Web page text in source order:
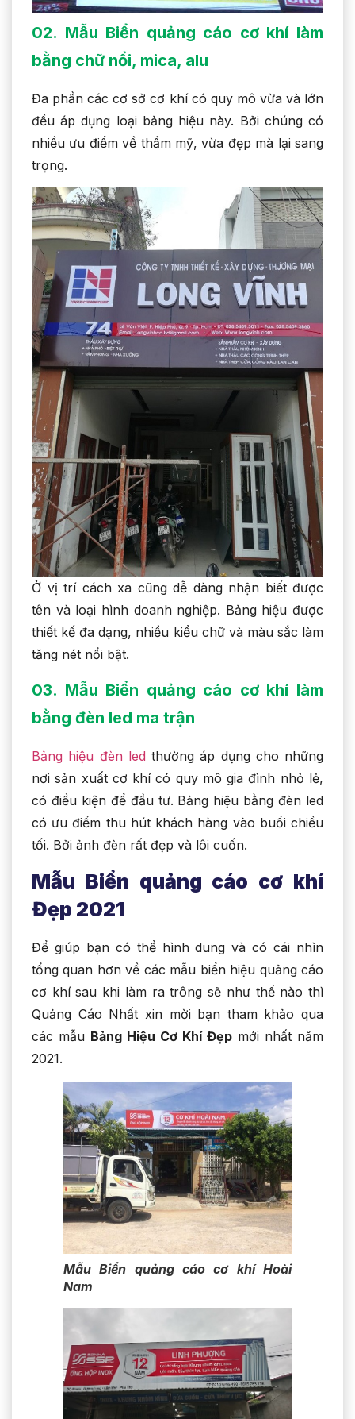
02. Mẫu Biển quảng cáo cơ khí làm
bằng chữ nổi, mica, alu
Đa phần các cơ sở cơ khí có quy mô vừa và lớn
đều áp dụng loại bảng hiệu này. Bởi chúng có
nhiều ưu điểm về thẩm mỹ, vừa đẹp mà lại sang
trọng.
Ở vị trí cách xa cũng dễ dàng nhận biết được
tên và loại hình doanh nghiệp. Bảng hiệu được
thiết kế đa dạng, nhiều kiểu chữ và màu sắc làm
tăng nét nổi bật.
03. Mẫu Biển quảng cáo cơ khí làm
bằng đèn led ma trận
Bảng hiệu đèn led thường áp dụng cho những
nơi sản xuất cơ khí có quy mô gia đình nhỏ lẻ,
có điều kiện để đầu tư. Bảng hiệu bằng đèn led
có ưu điểm thu hút khách hàng vào buổi chiều
tối. Bởi ảnh đèn rất đẹp và lôi cuốn.
Mẫu Biển quảng cáo cơ khí
Đẹp 2021
Để giúp bạn có thể hình dung và có cái nhìn
tổng quan hơn về các mẫu biển hiệu quảng cáo
cơ khí sau khi làm ra trông sẽ như thế nào thì
Quảng Cáo Nhất xin mời bạn tham khảo qua
các mẫu Bảng Hiệu Cơ Khí Đẹp mới nhất năm
2021.
Mẫu Biển quảng cáo cơ khí Hoài
Nam